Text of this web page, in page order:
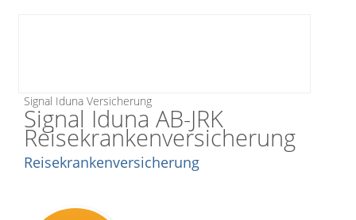
Signal Iduna Versicherung
Signal Iduna AB-JRK
Reisekrankenversicherung
Reisekrankenversicherung